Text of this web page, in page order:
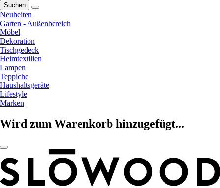
Suchen
Neuheiten
Garten - Außenbereich
Möbel
Dekoration
Tischgedeck
Heimtextilien
Lampen
Teppiche
Haushaltsgeräte
Lifestyle
Marken
Wird zum Warenkorb hinzugefügt...